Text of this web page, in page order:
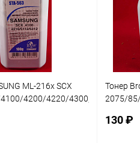
В наличии В
ML-216x SCX
4200/4220/4300,
(фл. 100г
Тонер
2075/
85г)
130 ₽